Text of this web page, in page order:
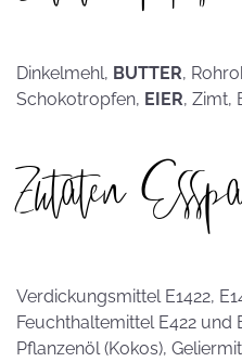
Dinkelmehl, BUTTER,
Schokotropfen, EIER, Zimt,
Zutaten
Verdickungsmittel E1422,
Feuchthaltemittel E422 und
Pflanzenöl (Kokos),